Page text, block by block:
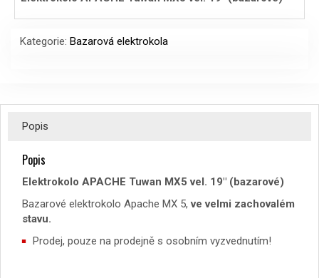
Kategorie: Bazarová elektrokola
Popis
Popis
Elektrokolo APACHE Tuwan MX5 vel. 19″ (bazarové)
Bazarové elektrokolo Apache MX 5,ve velmi zachovalém
stavu.
Prodej, pouze na prodejně s osobním vyzvednutím!